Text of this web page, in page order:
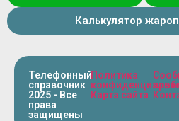
Калькулятор
Телефонный
справочник
2025 - Все
права
защищены
Политика
Карта сайта